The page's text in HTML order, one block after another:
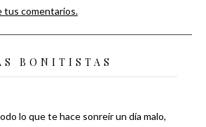
tus comentarios.
BONITISTAS
lo que te hace sonreír un día malo,